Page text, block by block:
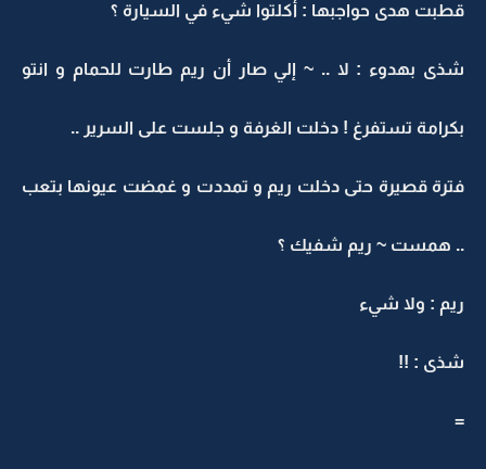
قطبت هدى حواجبها : أكلتوا شيء في السيارة ؟
شذى بهدوء : لا .. ~ إلي صار أن ريم طارت للحمام و انتو
بكرامة تستفرغ ! دخلت الغرفة و جلست على السرير ..
فترة قصيرة حتى دخلت ريم و تمددت و غمضت عيونها بتعب
.. همست ~ ريم شفيك ؟
ريم : ولا شيء
شذى : !!
=